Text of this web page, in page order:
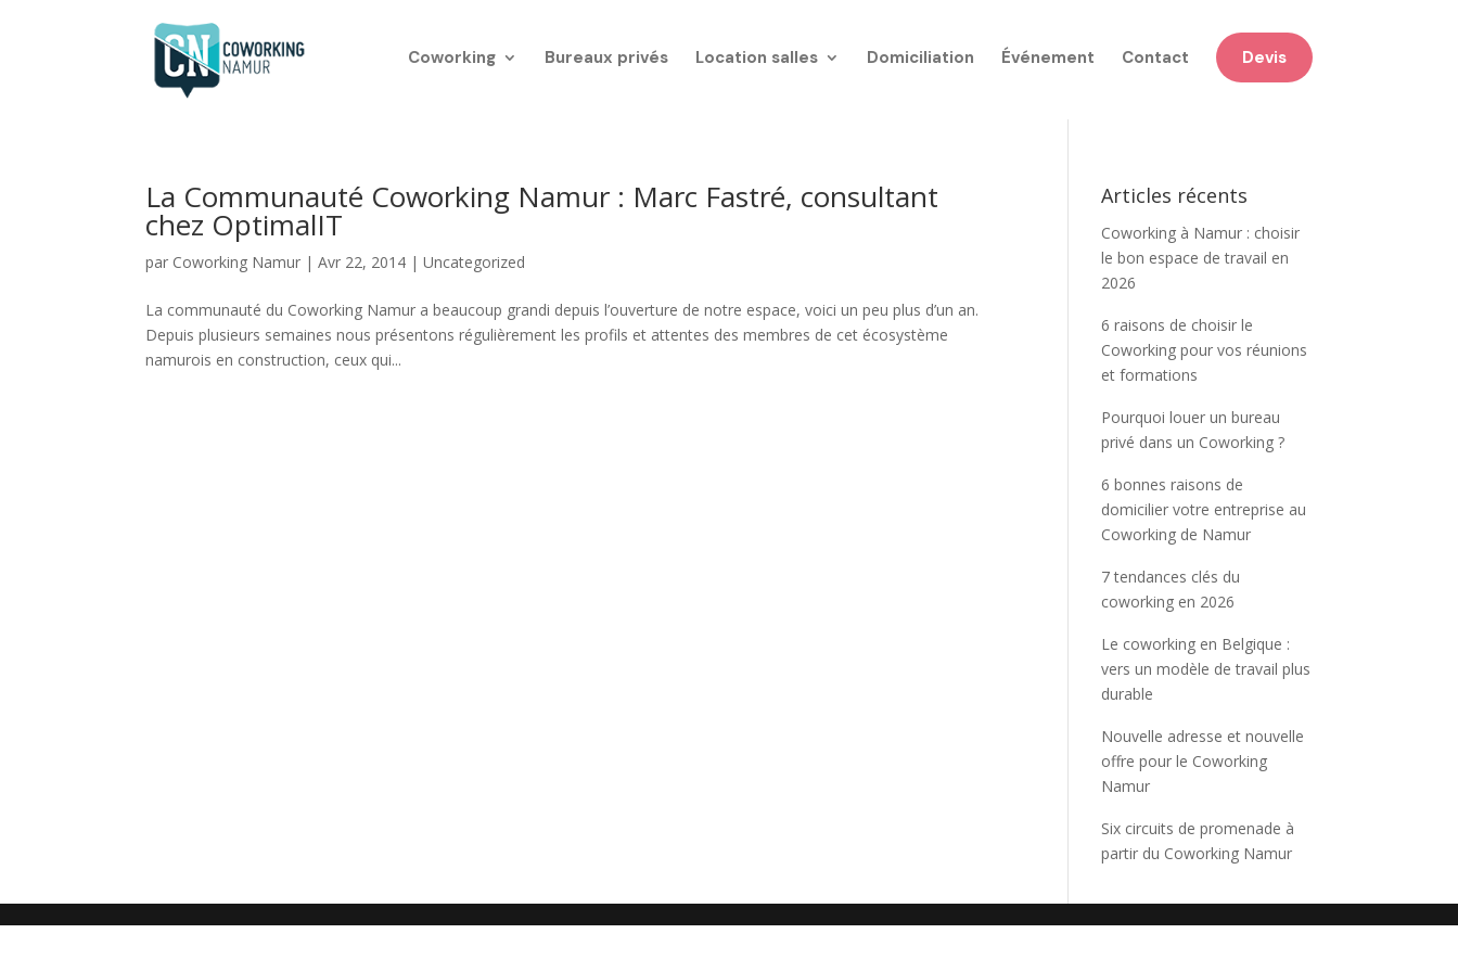
Coworking Bureaux privés Location salles Domiciliation Événement Contact Devis
La Communauté Coworking Namur : Marc Fastré, consultant
chez OptimalIT
par Coworking Namur |Avr 22, 2014 |Uncategorized
La communauté du Coworking Namur a beaucoup grandi depuis l’ouverture de notre espace, voici un peu plus d’un an.
Depuis plusieurs semaines nous présentons régulièrement les profils et attentes des membres de cet écosystème
namurois en construction, ceux qui...
Articles récents
Coworking à Namur : choisir
le bon espace de travail en
2026
6 raisons de choisir le
Coworking pour vos réunions
et formations
Pourquoi louer un bureau
privé dans un Coworking ?
6 bonnes raisons de
domicilier votre entreprise au
Coworking de Namur
7 tendances clés du
coworking en 2026
Le coworking en Belgique :
vers un modèle de travail plus
durable
Nouvelle adresse et nouvelle
offre pour le Coworking
Namur
Six circuits de promenade à
partir du Coworking Namur